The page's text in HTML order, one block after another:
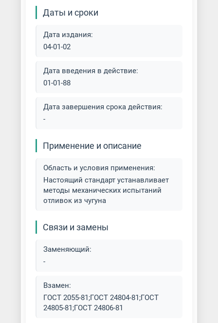
Даты и сроки
Дата издания:
04-01-02
Дата введения в действие:
01-01-88
Дата завершения срока действия:
-
Применение и описание
Область и условия применения:
Настоящий стандарт устанавливает
методы механических испытаний
отливок из чугуна
Связи и замены
Заменяющий:
-
Взамен:
ГОСТ 2055-81;ГОСТ 24804-81;ГОСТ
24805-81;ГОСТ 24806-81